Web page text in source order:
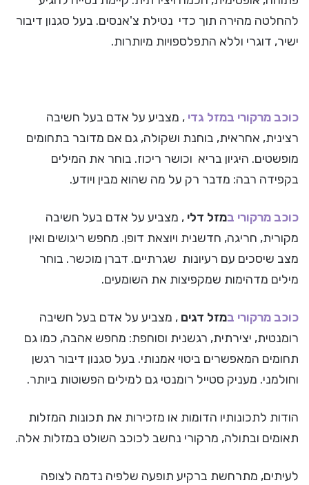
להחלטה מהירה תוך כדי נטילת צ'אנסים. בעל סגנון דיבור
ישיר, דוגרי וללא התפלספויות מיותרות.
כוכב מרקורי במזל גדי , מצביע על אדם בעל חשיבה
רצינית, אחראית, בוחנת ושקולה, גם אם מדובר בתחומים
מופשטים. היגיון בריא וכושר ריכוז. בוחר את המילים
בקפידה רבה: מדבר רק על מה שהוא מבין ויודע.
כוכב מרקורי במזל דלי , מצביע על אדם בעל חשיבה
מקורית, חריגה, חדשנית ויוצאת דופן. מחפש ריגושים ואין
מצב שיסכים עם רעיונות שגרתיים. דברן מוכשר. בוחר
מילים מדהימות שמקפיצות את השומעים.
כוכב מרקורי במזל דגים , מצביע על אדם בעל חשיבה
רומנטית, יצירתית, רגשנית וסוחפת: מחפש אהבה, כמו גם
תחומים המאפשרים ביטוי אמנותי. בעל סגנון דיבור רגשן
וחולמני. מעניק סטייל רומנטי גם למילים הפשוטות ביותר.
הודות לתכונותיו הדומות או מזכירות את תכונות המזלות
תאומים ובתולה, מרקורי נחשב לכוכב השולט במזלות אלה.
לעיתים, מתרחשת ברקיע תופעה שלפיה נדמה לצופה